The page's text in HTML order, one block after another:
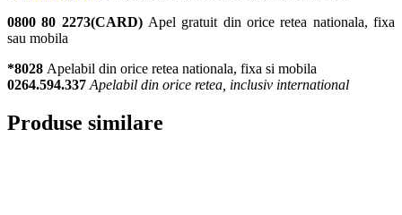
0800 80 2273(CARD)Apel gratuit din orice retea nationala, fixa
sau mobila
*8028 Apelabil din orice retea nationala, fixa si mobila
0264.594.337 Apelabil din orice retea, inclusiv international
Produse similare